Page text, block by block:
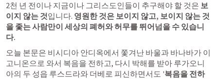
2천 년 전이나 지금이나 그리스도인들이 추구해야 할 것은 보
이지 않는 것입니다. 영원한 것은 보이지 않고, 보이지 않는 것
을 좇는 사람만이 세상의 폐허와 허무를 뛰어넘을 수 있습니
다.
오늘 본문은 비시디아 안디옥에서 쫓겨난 바울과 바나바가 이
고니온으로 와서 복음을 전하고, 다시 박해를 받아 루가오니
아의 두 성읍 루스드라와 더베로 피신하면서도 '복음을 전하